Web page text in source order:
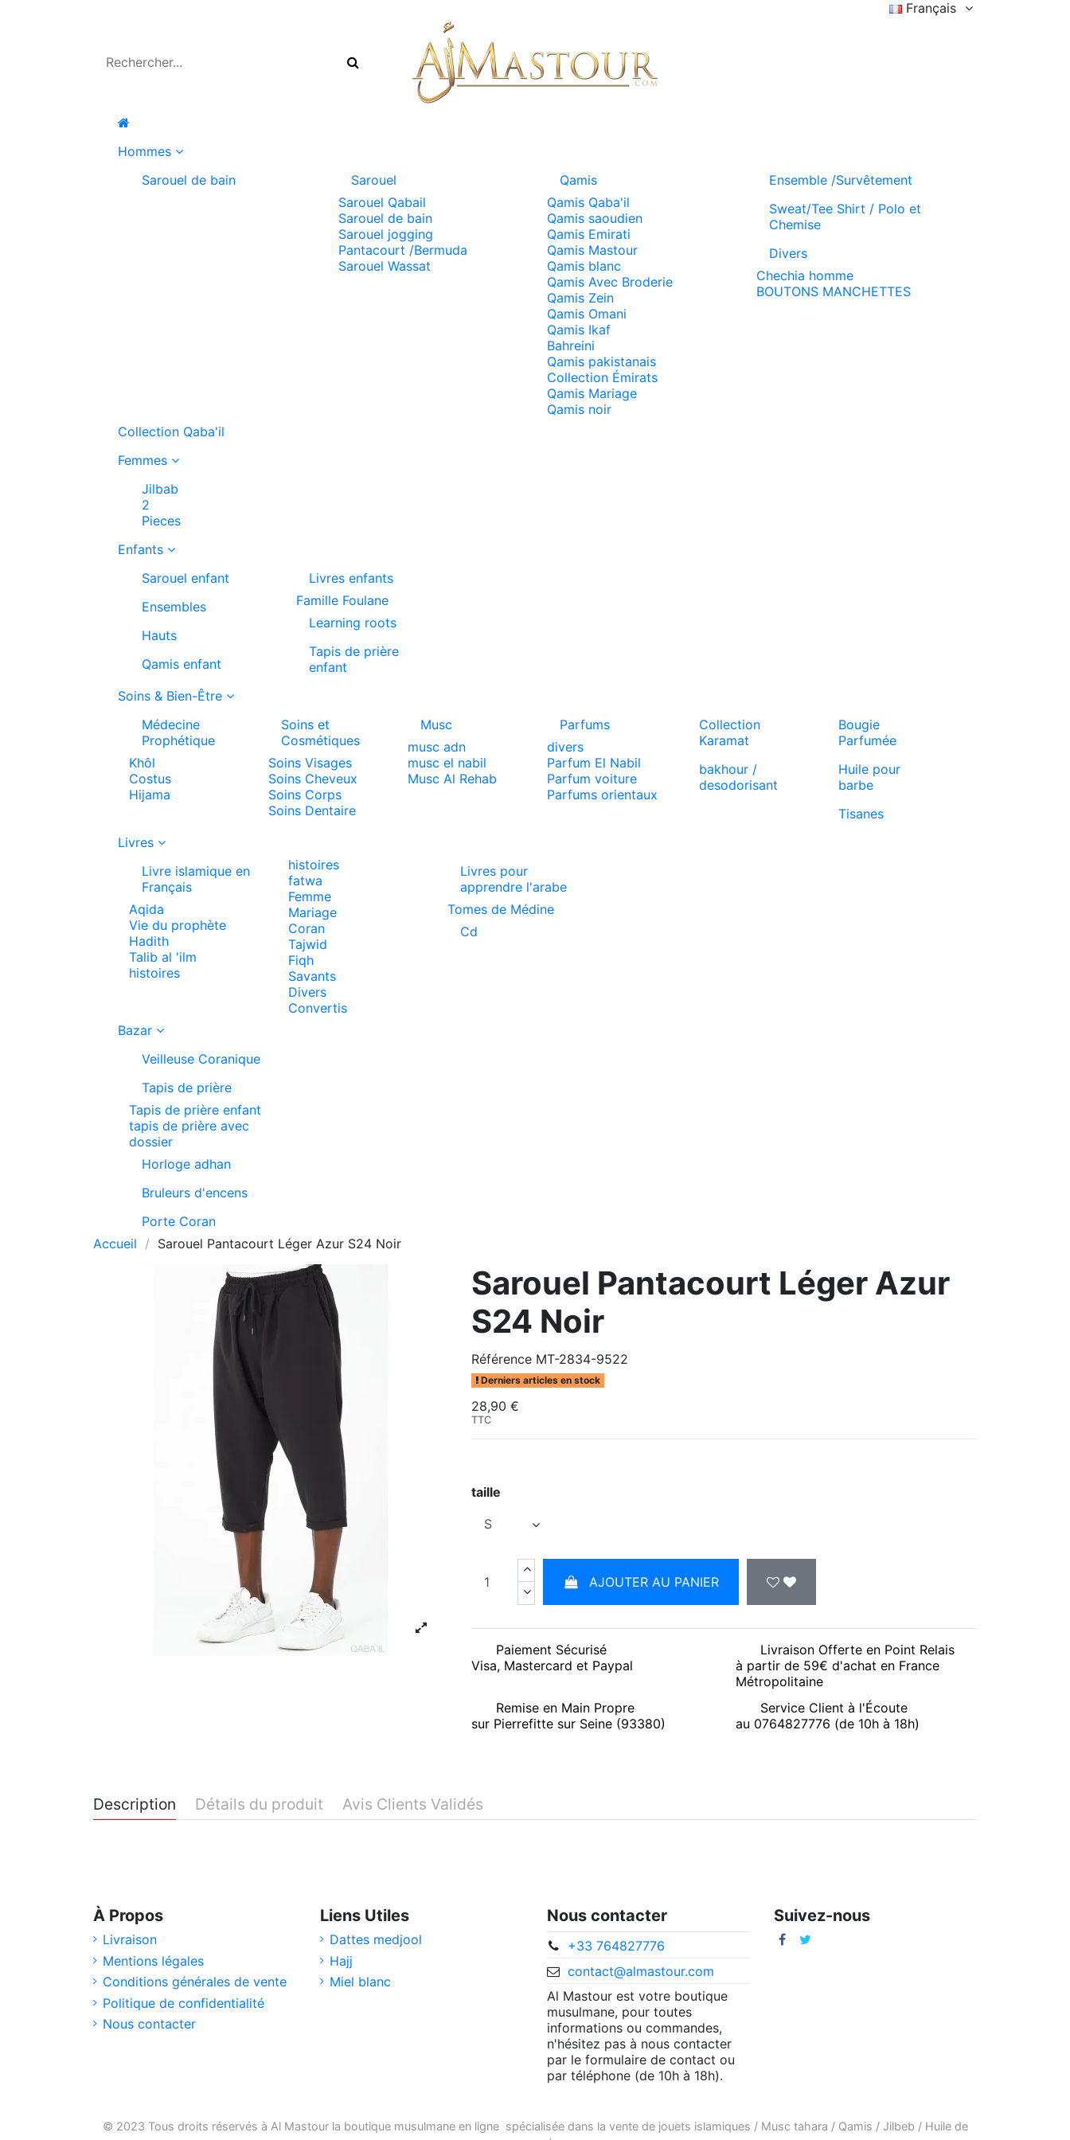
Français
Hommes
Sarouel de bain
Sarouel
Sarouel Qabail
Sarouel de bain
Sarouel jogging
Pantacourt /Bermuda
Sarouel Wassat
Qamis
Qamis Qaba'il
Qamis saoudien
Qamis Emirati
Qamis Mastour
Qamis blanc
Qamis Avec Broderie
Qamis Zein
Qamis Omani
Qamis Ikaf
Bahreini
Qamis pakistanais
Collection Émirats
Qamis Mariage
Qamis noir
Ensemble /Survêtement
Sweat/Tee Shirt / Polo et
Chemise
Divers
Chechia homme
BOUTONS MANCHETTES
Collection Qaba'il
Femmes
Jilbab
2
Pieces
Enfants
Sarouel enfant
Ensembles
Hauts
Qamis enfant
Livres enfants
Famille Foulane
Learning roots
Tapis de prière
enfant
Soins & Bien-Être
Médecine
Prophétique
Khôl
Costus
Hijama
Soins et
Cosmétiques
Soins Visages
Soins Cheveux
Soins Corps
Soins Dentaire
Musc
musc adn
musc el nabil
Musc Al Rehab
Parfums
divers
Parfum El Nabil
Parfum voiture
Parfums orientaux
Collection
Karamat
bakhour /
desodorisant
Bougie
Parfumée
Huile pour
barbe
Tisanes
Livres
Livre islamique en
Français
Aqida
Vie du prophète
Hadith
Talib al 'ilm
histoires
histoires
fatwa
Femme
Mariage
Coran
Tajwid
Fiqh
Savants
Divers
Convertis
Livres pour
apprendre l'arabe
Tomes de Médine
Cd
Bazar
Veilleuse Coranique
Tapis de prière
Tapis de prière enfant
tapis de prière avec
dossier
Horloge adhan
Bruleurs d'encens
Porte Coran
Accueil
Sarouel Pantacourt Léger Azur S24 Noir
Sarouel Pantacourt Léger Azur
S24 Noir
Référence MT-2834-9522
Derniers articles en stock
28,90 €
TTC
taille
AJOUTER AU PANIER
Paiement Sécurisé
Visa, Mastercard et Paypal
Livraison Offerte en Point Relais
à partir de 59€ d'achat en France
Métropolitaine
Remise en Main Propre
sur Pierrefitte sur Seine (93380)
Service Client à l'Écoute
au 0764827776 (de 10h à 18h)
Description Détails du produit Avis Clients Validés
À Propos
Livraison
Mentions légales
Conditions générales de vente
Politique de confidentialité
Nous contacter
Liens Utiles
Dattes medjool
Hajj
Miel blanc
Nous contacter
+33 764827776
contact@almastour.com
Al Mastour est votre boutique
musulmane, pour toutes
informations ou commandes,
n'hésitez pas à nous contacter
par le formulaire de contact ou
par téléphone (de 10h à 18h).
Suivez-nous
© 2023 Tous droits réservés à Al Mastour la boutique musulmane en lignespécialisée dans la vente de jouets islamiques / Musc tahara / Qamis / Jilbeb / Huile de